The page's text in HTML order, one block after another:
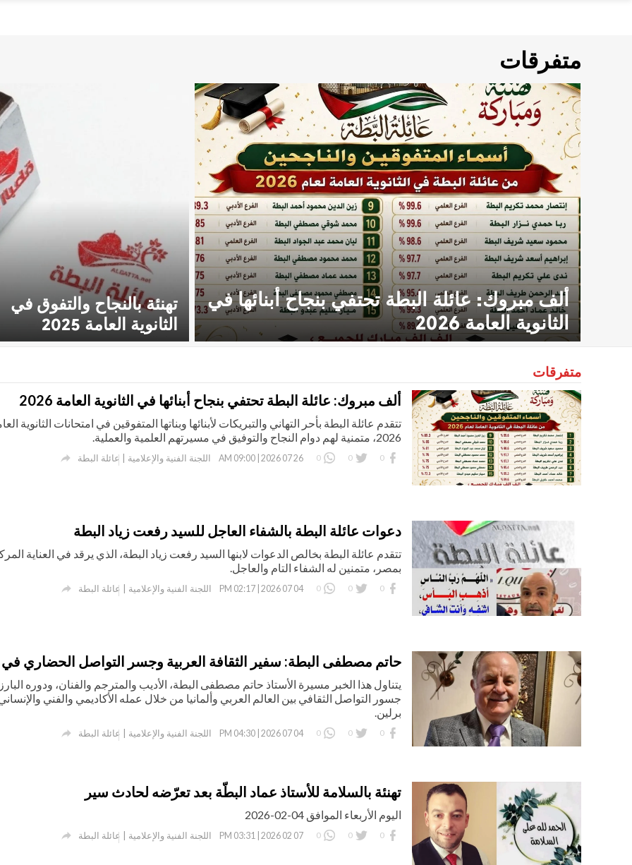
متفرقات
ألف مبروك: عائلة البطة تحتفي بنجاح أبنائها في
الثانوية العامة 2026
تهنئة بالنجاح والتفوق في
الثانوية العامة 2025
متفرقات
ألف مبروك: عائلة البطة تحتفي بنجاح أبنائها في الثانوية العامة 2026
تتقدم عائلة البطة بأحر التهاني والتبريكات لأبنائها وبناتها المتفوقين في امتحانات الثانوية
2026، متمنية لهم دوام النجاح والتوفيق في مسيرتهم العلمية والعملية.
0
0
0
26 07 2026 | 09:00 AM اللجنة الفنية والإعلامية | عائلة البطة 
دعوات عائلة البطة بالشفاء العاجل للسيد رفعت زياد البطة
تتقدم عائلة البطة بخالص الدعوات لابنها السيد رفعت زياد البطة، الذي يرقد في العناية
بمصر، متمنين له الشفاء التام والعاجل.
0
0
0
04 07 2026 | 02:17 PM اللجنة الفنية والإعلامية | عائلة البطة 
حاتم مصطفى البطة: سفير الثقافة العربية وجسر التواصل الحضاري في
يتناول هذا الخبر مسيرة الأستاذ حاتم مصطفى البطة، الأديب والمترجم والفنان، ودوره
جسور التواصل الثقافي بين العالم العربي وألمانيا من خلال عمله الأكاديمي والفني
برلين.
0
0
0
04 07 2026 | 04:30 PM اللجنة الفنية والإعلامية | عائلة البطة 
تهنئة بالسلامة للأستاذ عماد البطّة بعد تعرّضه لحادث سير
اليوم الأربعاء الموافق 04-02-2026
0
0
0
07 02 2026 | 03:31 PM اللجنة الفنية والإعلامية | عائلة البطة 